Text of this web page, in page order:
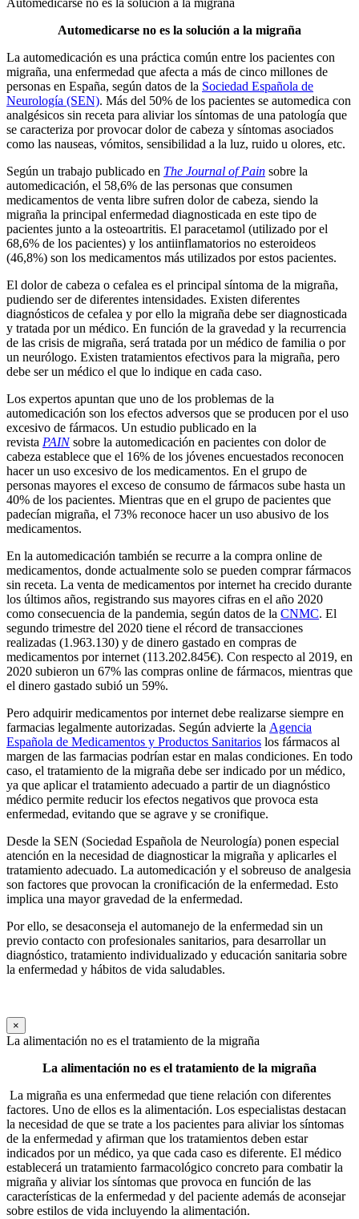
Automedicarse no es la solución a la migraña
Automedicarse no es la solución a la migraña
La automedicación es una práctica común entre los pacientes con
migraña, una enfermedad que afecta a más de cinco millones de
personas en España, según datos de la Sociedad Española de
Neurología (SEN). Más del 50% de los pacientes se automedica con
analgésicos sin receta para aliviar los síntomas de una patología que
se caracteriza por provocar dolor de cabeza y síntomas asociados
como las nauseas, vómitos, sensibilidad a la luz, ruido u olores, etc.
Según un trabajo publicado en The Journal of Pain sobre la
automedicación, el 58,6% de las personas que consumen
medicamentos de venta libre sufren dolor de cabeza, siendo la
migraña la principal enfermedad diagnosticada en este tipo de
pacientes junto a la osteoartritis. El paracetamol (utilizado por el
68,6% de los pacientes) y los antiinflamatorios no esteroideos
(46,8%) son los medicamentos más utilizados por estos pacientes.
El dolor de cabeza o cefalea es el principal síntoma de la migraña,
pudiendo ser de diferentes intensidades. Existen diferentes
diagnósticos de cefalea y por ello la migraña debe ser diagnosticada
y tratada por un médico. En función de la gravedad y la recurrencia
de las crisis de migraña, será tratada por un médico de familia o por
un neurólogo. Existen tratamientos efectivos para la migraña, pero
debe ser un médico el que lo indique en cada caso.
Los expertos apuntan que uno de los problemas de la
automedicación son los efectos adversos que se producen por el uso
excesivo de fármacos. Un estudio publicado en la
revista PAINsobre la automedicación en pacientes con dolor de
cabeza establece que el 16% de los jóvenes encuestados reconocen
hacer un uso excesivo de los medicamentos. En el grupo de
personas mayores el exceso de consumo de fármacos sube hasta un
40% de los pacientes. Mientras que en el grupo de pacientes que
padecían migraña, el 73% reconoce hacer un uso abusivo de los
medicamentos.
En la automedicación también se recurre a la compra online de
medicamentos, donde actualmente solo se pueden comprar fármacos
sin receta. La venta de medicamentos por internet ha crecido durante
los últimos años, registrando sus mayores cifras en el año 2020
como consecuencia de la pandemia, según datos de la CNMC. El
segundo trimestre del 2020 tiene el récord de transacciones
realizadas (1.963.130) y de dinero gastado en compras de
medicamentos por internet (113.202.845€). Con respecto al 2019, en
2020 subieron un 67% las compras online de fármacos, mientras que
el dinero gastado subió un 59%.
Pero adquirir medicamentos por internet debe realizarse siempre en
farmacias legalmente autorizadas. Según advierte la Agencia
Española de Medicamentos y Productos Sanitarios los fármacos al
margen de las farmacias podrían estar en malas condiciones. En todo
caso, el tratamiento de la migraña debe ser indicado por un médico,
ya que aplicar el tratamiento adecuado a partir de un diagnóstico
médico permite reducir los efectos negativos que provoca esta
enfermedad, evitando que se agrave y se cronifique.
Desde la SEN (Sociedad Española de Neurología) ponen especial
atención en la necesidad de diagnosticar la migraña y aplicarles el
tratamiento adecuado. La automedicación y el sobreuso de analgesia
son factores que provocan la cronificación de la enfermedad. Esto
implica una mayor gravedad de la enfermedad.
Por ello, se desaconseja el automanejo de la enfermedad sin un
previo contacto con profesionales sanitarios, para desarrollar un
diagnóstico, tratamiento individualizado y educación sanitaria sobre
la enfermedad y hábitos de vida saludables.
×
La alimentación no es el tratamiento de la migraña
La alimentación no es el tratamiento de la migraña
La migraña es una enfermedad que tiene relación con diferentes
factores. Uno de ellos es la alimentación. Los especialistas destacan
la necesidad de que se trate a los pacientes para aliviar los síntomas
de la enfermedad y afirman que los tratamientos deben estar
indicados por un médico, ya que cada caso es diferente. El médico
establecerá un tratamiento farmacológico concreto para combatir la
migraña y aliviar los síntomas que provoca en función de las
características de la enfermedad y del paciente además de aconsejar
sobre estilos de vida incluyendo la alimentación.